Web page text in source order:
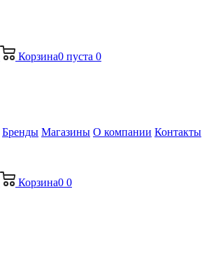
Корзина0 пуста 0
Бренды Магазины О компании Контакты
Корзина0 0